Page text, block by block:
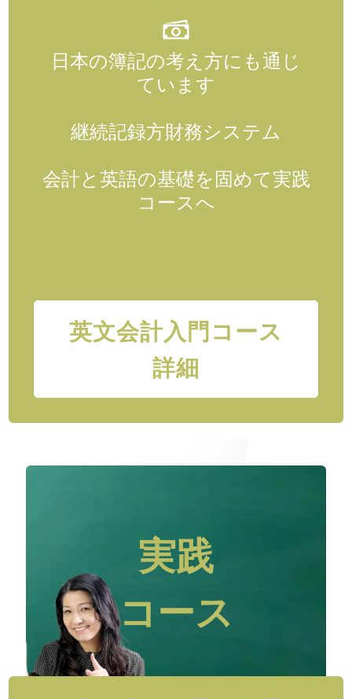
日本の簿記の考え方にも通じ
ています
継続記録方財務システム
会計と英語の基礎を固めて実践
コースへ
英文会計入門コース
詳細
実践
コース